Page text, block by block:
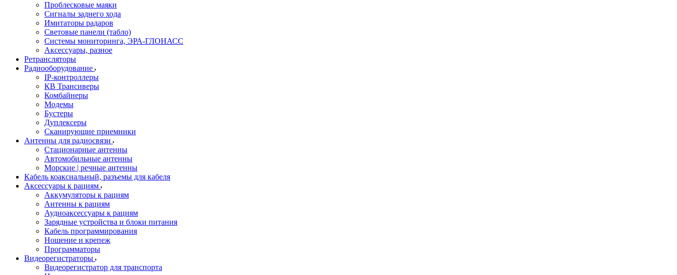
Проблесковые маяки
Сигналы заднего хода
Имитаторы радаров
Световые панели (табло)
Системы мониторинга, ЭРА-ГЛОНАСС
Аксессуары, разное
Ретрансляторы
Радиооборудование
IP-контроллеры
КВ Трансиверы
Комбайнеры
Модемы
Бустеры
Дуплексеры
Сканирующие приемники
Антенны для радиосвязи
Стационарные антенны
Автомобильные антенны
Морские | речные антенны
Кабель коаксиальный, разъемы для кабеля
Аксессуары к рациям
Аккумуляторы к рациям
Антенны к рациям
Аудиоаксессуары к рациям
Зарядные устройства и блоки питания
Кабель программирования
Ношение и крепеж
Программаторы
Видеорегистраторы
Видеорегистратор для транспорта